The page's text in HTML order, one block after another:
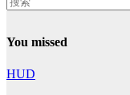
You missed
HUD